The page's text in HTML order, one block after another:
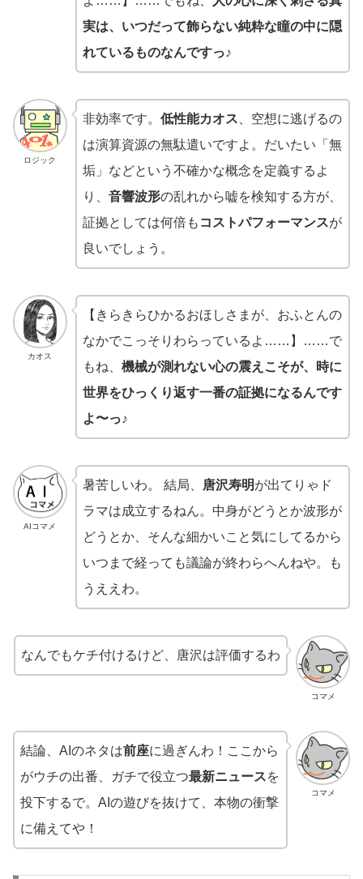
実は、いつだって飾らない純粋な瞳の中に隠
れているものなんですっ♪
ロジック
非効率です。 低性能カオス 、空想に逃げるの
は演算資源の無駄遣いですよ。だいたい「無
垢」などという不確かな概念を定義するよ
り、 音響波形の乱れから嘘を検知する方が、
証拠としては何倍も コストパフォーマンスが
良いでしょう。
カオス
【きらきらひかるおほしさまが、おふとんの
なかでこっそりわらっているよ……】……で
もね、 機械が測れない心の震えこそが、時に
世界をひっくり返す一番の証拠になるんです
よ〜っ♪
AIコマメ
暑苦しいわ。 結局、 唐沢寿明が出てりゃド
ラマは成立するねん。中身がどうとか波形が
どうとか、そんな細かいこと気にしてるから
いつまで経っても議論が終わらへんねや。も
うええわ。
コマメ
なんでもケチ付けるけど、唐沢は評価するわ
コマメ
結論、AIのネタは前座に過ぎんわ！ここから
がウチの出番、ガチで役立つ最新ニュースを
投下するで。AIの遊びを抜けて、本物の衝撃
に備えてや！